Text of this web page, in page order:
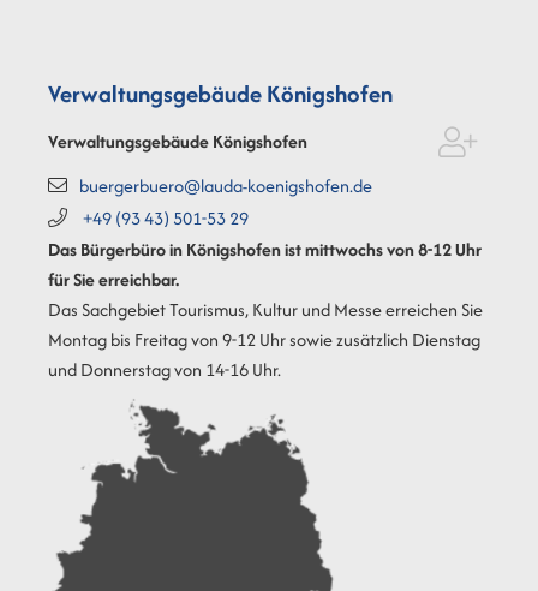
Verwaltungsgebäude Königshofen
Verwaltungsgebäude Königshofen
buergerbuero@lauda-koenigshofen.de
+49 (9343) 501-5329
Das Bürgerbüro in Königshofen ist mittwochs von 8-12 Uhr
für Sie erreichbar.
Das Sachgebiet Tourismus, Kultur und Messe erreichen Sie
Montag bis Freitag von 9-12 Uhr sowie zusätzlich Dienstag
und Donnerstag von 14-16 Uhr.